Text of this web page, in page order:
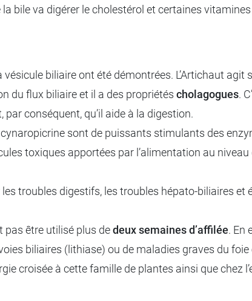
bile va digérer le cholestérol et certaines
vésicule biliaire ont été démontrées. L’Artichaut
du flux biliaire et il a des propriétés cholagogues.
par conséquent, qu’il aide à la digestion.
sont de puissants stimulants des
toxiques apportées par l’alimentation au
les troubles digestifs, les troubles hépato-biliaires
pas être utilisé plus dedeux semaines d’affilée. En
biliaires (lithiase) ou de maladies graves du
croisée à cette famille de plantes ainsi que chez